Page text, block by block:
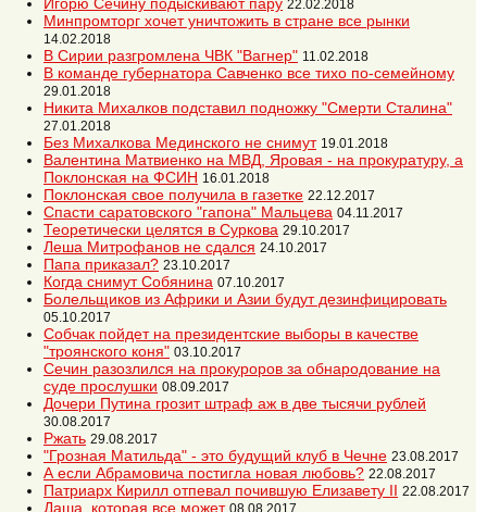
Игорю Сечину подыскивают пару 22.02.2018
Минпромторг хочет уничтожить в стране все рынки
14.02.2018
В Сирии разгромлена ЧВК "Вагнер" 11.02.2018
В команде губернатора Савченко все тихо по-семейному
29.01.2018
Никита Михалков подставил подножку "Смерти Сталина"
27.01.2018
Без Михалкова Мединского не снимут 19.01.2018
Валентина Матвиенко на МВД, Яровая - на прокуратуру, а
Поклонская на ФСИН 16.01.2018
Поклонская свое получила в газетке 22.12.2017
Спасти саратовского "гапона" Мальцева 04.11.2017
Теоретически целятся в Суркова 29.10.2017
Леша Митрофанов не сдался 24.10.2017
Папа приказал? 23.10.2017
Когда снимут Собянина 07.10.2017
Болельщиков из Африки и Азии будут дезинфицировать
05.10.2017
Собчак пойдет на президентские выборы в качестве
"троянского коня" 03.10.2017
Сечин разозлился на прокуроров за обнародование на
суде прослушки 08.09.2017
Дочери Путина грозит штраф аж в две тысячи рублей
30.08.2017
Ржать 29.08.2017
"Грозная Матильда" - это будущий клуб в Чечне 23.08.2017
А если Абрамовича постигла новая любовь? 22.08.2017
Патриарх Кирилл отпевал почившую Елизавету II 22.08.2017
Даша, которая все может